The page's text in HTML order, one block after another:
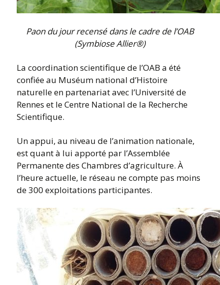
Paon du jour recensé dans le cadre de l’OAB
(Symbiose Allier®)
La coordination scientifique de l’OAB a été
confiée au Muséum national d’Histoire
naturelle en partenariat avec l’Université de
Rennes et le Centre National de la Recherche
Scientifique.
Un appui, au niveau de l’animation nationale,
est quant à lui apporté par l’Assemblée
Permanente des Chambres d’agriculture. À
l’heure actuelle, le réseau ne compte pas moins
de 300 exploitations participantes.